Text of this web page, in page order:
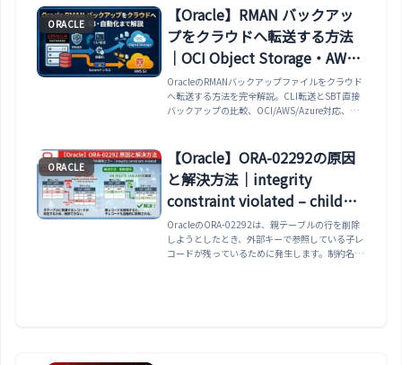
（トリガー・権限）を取得する方法・
SET_TRANSFORM_PARAM でセミコロン付加・
表領域情報の制御・複数オブジェクトを一括取得
する OPEN/FETCH/CLOSE スタイルまで実例で
解説します。
ORACLE
【Oracle】RMAN バックアッ
プをクラウドへ転送する方法
｜OCI Object Storage・AWS
S3・SBT・CLI 転送・自動化
まで解説
OracleのRMANバックアップファイルをクラウド
へ転送する方法を完全解説。CLI転送とSBT直接
バックアップの比較、OCI/AWS/Azure対応、暗
ORACLE
【Oracle】ORA-02292の原因
と解決方法｜integrity
constraint violated – child
record found・子レコードが
存在する時の削除エラー
OracleのORA-02292は、親テーブルの行を削除
しようとしたとき、外部キーで参照している子レ
コードが残っているために発生します。制約名か